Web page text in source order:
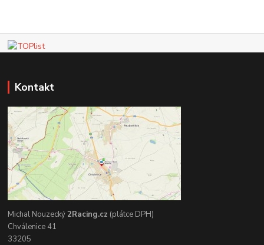
Kontakt
Michal Nouzecký2Racing.cz (plátce DPH)
Chválenice 41
33205